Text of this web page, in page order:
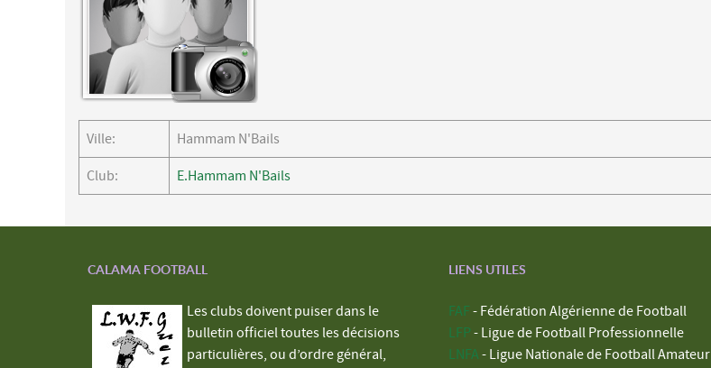
Ville: Hammam N'Bails
Club: E.Hammam N'Bails
CALAMA FOOTBALL
Les clubs doivent puiser dans le
bulletin officiel toutes les décisions
particulières, ou d’ordre général,
LIENS UTILES
FAF - Fédération Algérienne de Football
LFP - Ligue de Football Professionnelle
LNFA - Ligue Nationale de Football Amateur